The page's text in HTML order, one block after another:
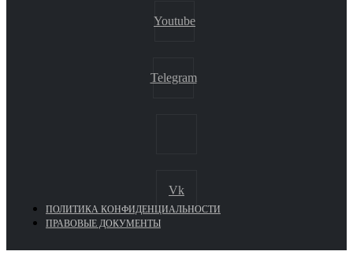
Youtube
Telegram
Vk
ПОЛИТИКА КОНФИДЕНЦИАЛЬНОСТИ
ПРАВОВЫЕ ДОКУМЕНТЫ